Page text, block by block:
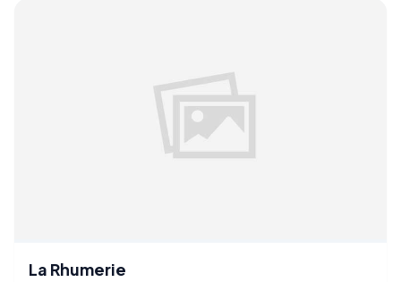
La Rhumerie